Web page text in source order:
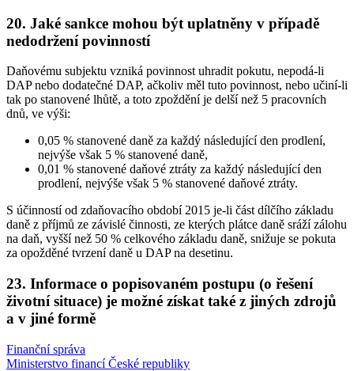
20. Jaké sankce mohou být uplatněny v případě
nedodržení povinností
Daňovému subjektu vzniká povinnost uhradit pokutu, nepodá-li
DAP nebo dodatečné DAP, ačkoliv měl tuto povinnost, nebo učiní-li
tak po stanovené lhůtě, a toto zpoždění je delší než 5 pracovních
dnů, ve výši:
0,05 % stanovené daně za každý následující den prodlení,
nejvýše však 5 % stanovené daně,
0,01 % stanovené daňové ztráty za každý následující den
prodlení, nejvýše však 5 % stanovené daňové ztráty.
S účinností od zdaňovacího období 2015 je-li část dílčího základu
daně z příjmů ze závislé činnosti, ze kterých plátce daně sráží zálohu
na daň, vyšší než 50 % celkového základu daně, snižuje se pokuta
za opožděné tvrzení daně u DAP na desetinu.
23. Informace o popisovaném postupu (o řešení
životní situace) je možné získat také z jiných zdrojů
a v jiné formě
Finanční správa
Ministerstvo financí České republiky